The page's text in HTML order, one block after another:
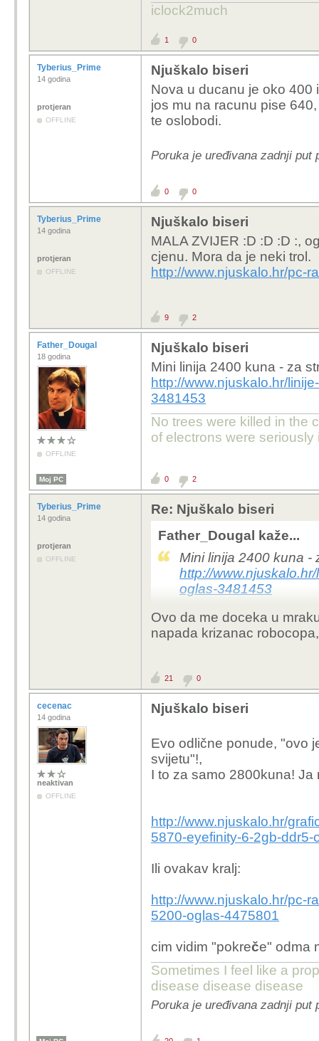
iclock2much
1 0
Tyberius_Prime
14 godina
protjeran
OFFLINE
Njuškalo biseri
Nova u ducanu je oko 400
jos mu na racunu pise
te oslobodi.
Poruka je uređivana zadnji put
0 0
Tyberius_Prime
14 godina
protjeran
OFFLINE
Njuškalo biseri
MALA ZVIJER :D :D :D :,
cjenu. Mora da je neki trol.
http://www.njuskalo.hr/pc-
9 2
Father_Dougal
18 godina
OFFLINE
Njuškalo biseri
Mini linija 2400 kuna - za
http://www.njuskalo.hr/
3481453
No trees were killed in the
of electrons were
Moj PC 0 2
Tyberius_Prime
14 godina
protjeran
OFFLINE
Re: Njuškalo biseri
Father_Dougal kaže...
Mini linija 2400 kuna -
http://
oglas-3481453
Ovo da me doceka u
napada krizanac
21 0
cecenac
14 godina
neaktivan
OFFLINE
Njuškalo biseri
Evo odlične ponude, "ovo
svijetu"!,
I to za samo 2800kuna!
http://www.njuskalo.hr/
5870-eyefinity-6-2gb-
Ili ovakav kralj:
http://www.njuskalo.hr/pc-
5200-oglas-4475801
cim vidim "pokreče" odma
Sometimes I feel like a
disease disease disease
Poruka je uređivana zadnji put